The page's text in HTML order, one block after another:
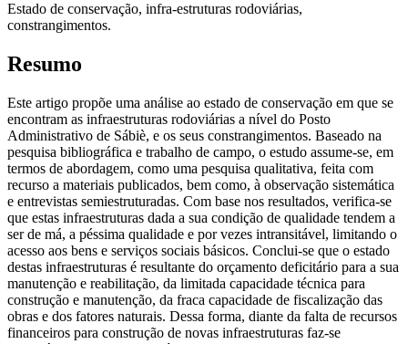
Estado de conservação, infra-estruturas rodoviárias,
constrangimentos.
Resumo
Este artigo propõe uma análise ao estado de conservação em que se
encontram as infraestruturas rodoviárias a nível do Posto
Administrativo de Sábiè, e os seus constrangimentos. Baseado na
pesquisa bibliográfica e trabalho de campo, o estudo assume-se, em
termos de abordagem, como uma pesquisa qualitativa, feita com
recurso a materiais publicados, bem como, à observação sistemática
e entrevistas semiestruturadas. Com base nos resultados, verifica-se
que estas infraestruturas dada a sua condição de qualidade tendem a
ser de má, a péssima qualidade e por vezes intransitável, limitando o
acesso aos bens e serviços sociais básicos. Conclui-se que o estado
destas infraestruturas é resultante do orçamento deficitário para a sua
manutenção e reabilitação, da limitada capacidade técnica para
construção e manutenção, da fraca capacidade de fiscalização das
obras e dos fatores naturais. Dessa forma, diante da falta de recursos
financeiros para construção de novas infraestruturas faz-se